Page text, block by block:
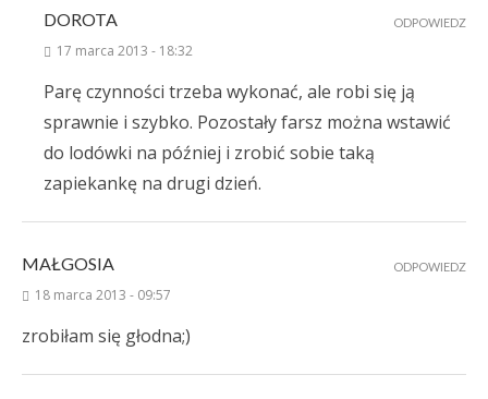
DOROTA
17 marca 2013 - 18:32
Parę czynności trzeba wykonać, ale robi się ją
sprawnie i szybko. Pozostały farsz można wstawić
do lodówki na później i zrobić sobie taką
zapiekankę na drugi dzień.
ODPOWIEDZ
MAŁGOSIA
18 marca 2013 - 09:57
zrobiłam się głodna;)
ODPOWIEDZ